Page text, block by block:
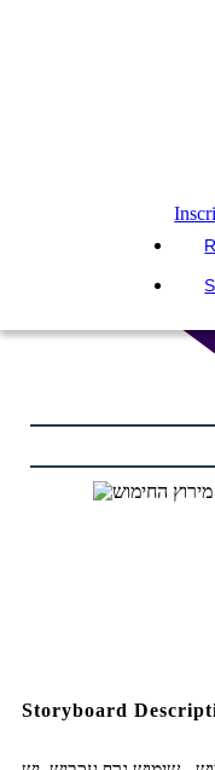
Storyboard